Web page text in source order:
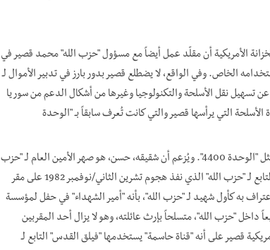
الأمريكية أن مقلّد عمل أيضاً مع مسؤول "حزب الله" محمد قصير في
الخاص. وفي الواقع، لا يضطلع قصير بدور بارز في تدبير الأموال لـ
نقل الأسلحة والتكنولوجيا وغيرها من أشكال الدعم من سوريا
التي يرأسها قصير والتي كانت تُعرف سابقاً بـ "الوحدة
ويتمتع قصير بمؤهلات فريدة تخوّله رئاسة وحدة حساسة ومهمة مثل "الوحدة 4400". ويُزعم أن شقيقه، حسن، هو صهر الأمين العام لـ "حزب
الله" حسن نصر الله، وأن شقيقه الآخر، أحمد قصير، كان الانتحاري التابع لـ "حزب الله" الذي نفذ هجوم تشرين الثاني/نوفمبر 1982 على مقر
به كأول شهيد لـ "حزب الله"، بأنه "أمير الشهداء" في حفل لمؤسسة
"حزب الله"، متسلحاً بإرث عائلته، وهو لا يزال أحد المقربين
صنفت وزارة الخزانة الأمريكية قصير على أنه "قناة حاسمة" يستخدمها "فيلق القدس" التابع لـ